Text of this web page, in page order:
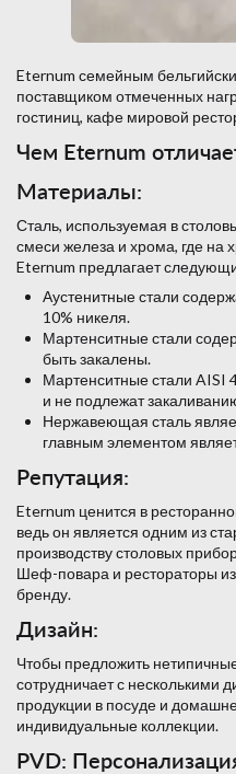
Eternum семейным
поставщиком отмеченных
гостиниц, кафе мировой
Чем Eternum
Материалы:
Сталь, используемая в
смеси железа и хрома, где на
Eternum предлагает
Аустенитные стали
10% никеля.
Мартенситные стали
быть закалены.
Мартенситные стали AISI
и не подлежат
Нержавеющая сталь
главным элементом
Репутация:
Eternum ценится в
ведь он является одним из
производству столовых
Шеф-повара и рестораторы
бренду.
Дизайн:
Чтобы предложить
сотрудничает с несколькими
продукции в посуде и
индивидуальные коллекции.
PVD: